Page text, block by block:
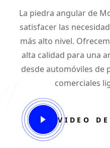
La piedra angular de
satisfacer las
más alto nivel.
alta calidad para una
desde automóviles de
comerciales
VIDEO